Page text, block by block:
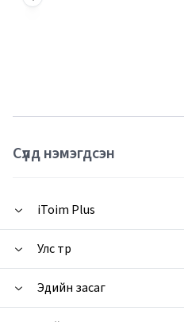
Сүүлд нэмэгдсэн
iToim Plus
Улс төр
Эдийн засаг